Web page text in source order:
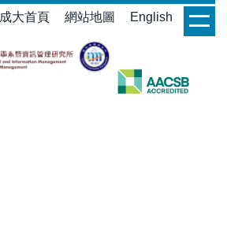
成大首頁 網站地圖 English login